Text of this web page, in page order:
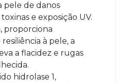
pele de danos
e exposição UV.
proporciona
à pele, a
a flacidez e rugas
hidrolase 1,